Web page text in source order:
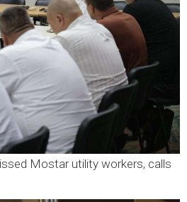
Mostar utility workers, calls